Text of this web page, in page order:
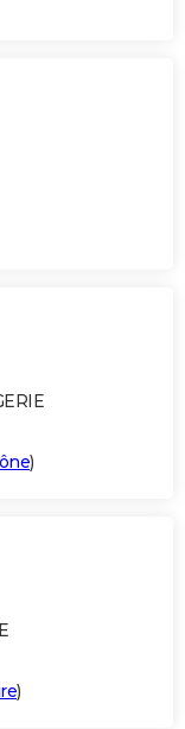
)
)